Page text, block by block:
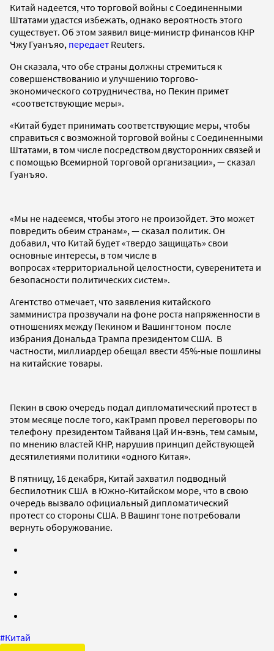
Китай надеется, что торговой войны с Соединенными
Штатами удастся избежать, однако вероятность этого
существует. Об этом заявил вице-министр финансов КНР
Чжу Гуанъяо, передает Reuters.
Он сказала, что обе страны должны стремиться к
совершенствованию и улучшению торгово-
экономического сотрудничества, но Пекин примет
«соответствующие меры».
«Китай будет принимать соответствующие меры, чтобы
справиться с возможной торговой войны с Соединенными
Штатами, в том числе посредством двусторонних связей и
с помощью Всемирной торговой организации», — сказал
Гуанъяо.
«Мы не надеемся, чтобы этого не произойдет. Это может
повредить обеим странам», — сказал политик. Он
добавил, что Китай будет «твердо защищать» свои
основные интересы, в том числе в
вопросах «территориальной целостности, суверенитета и
безопасности политических систем».
Агентство отмечает, что заявления китайского
замминистра прозвучали на фоне роста напряженности в
отношениях между Пекином и Вашингтоном после
избрания Дональда Трампа президентом США. В
частности, миллиардер обещал ввести 45%-ные пошлины
на китайские товары.
Пекин в свою очередь подал дипломатический протест в
этом месяце после того, какТрамп провел переговоры по
телефону президентом Тайваня Цай Ин-вэнь, тем самым,
по мнению властей КНР, нарушив принцип действующей
десятилетиями политики «одного Китая».
В пятницу, 16 декабря, Китай захватил подводный
беспилотник США в Южно-Китайском море, что в свою
очередь вызвало официальный дипломатический
протест со стороны США. В Вашингтоне потребовали
вернуть оборужование.
#Китай